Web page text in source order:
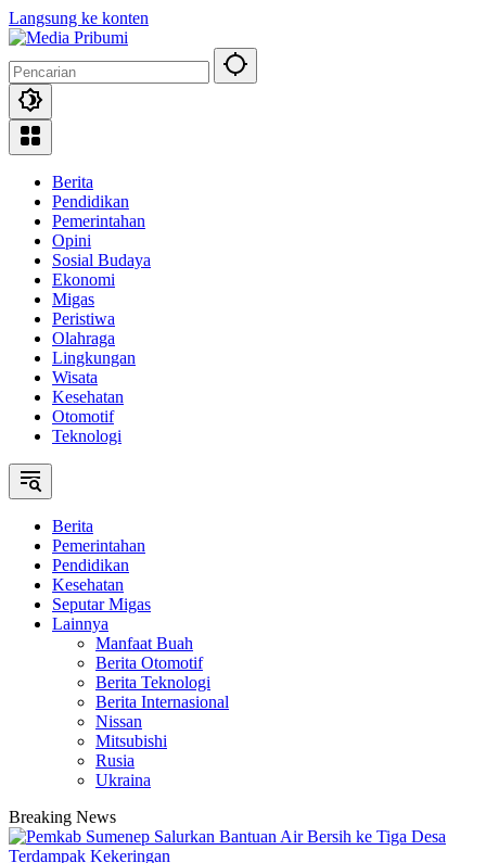
Langsung ke konten
Berita
Pendidikan
Pemerintahan
Opini
Sosial Budaya
Ekonomi
Migas
Peristiwa
Olahraga
Lingkungan
Wisata
Kesehatan
Otomotif
Teknologi
Berita
Pemerintahan
Pendidikan
Kesehatan
Seputar Migas
Lainnya
Manfaat Buah
Berita Otomotif
Berita Teknologi
Berita Internasional
Nissan
Mitsubishi
Rusia
Ukraina
Breaking News